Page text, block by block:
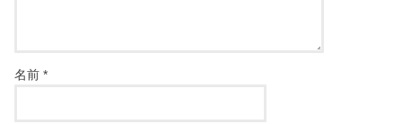
名前*